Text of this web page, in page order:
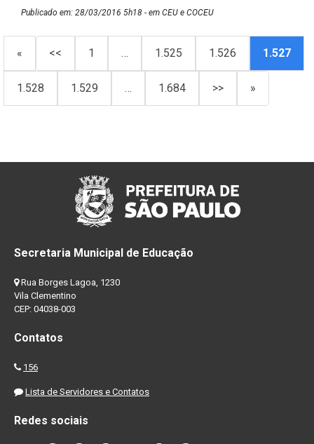
Publicado em: 28/03/2016 5h18 - em CEU e COCEU
« << 1 … 1.525 1.526 1.527
1.528 1.529 … 1.684 >> »
Secretaria Municipal de Educação
Rua Borges Lagoa, 1230
Vila Clementino
CEP: 04038-003
Contatos
156
Lista de Servidores e Contatos
Redes sociais